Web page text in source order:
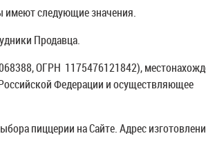
имеют следующие значения.
Продавца.
ОГРН 1175476121842),
Федерации и осуществляющее
пиццерии на Сайте. Адрес